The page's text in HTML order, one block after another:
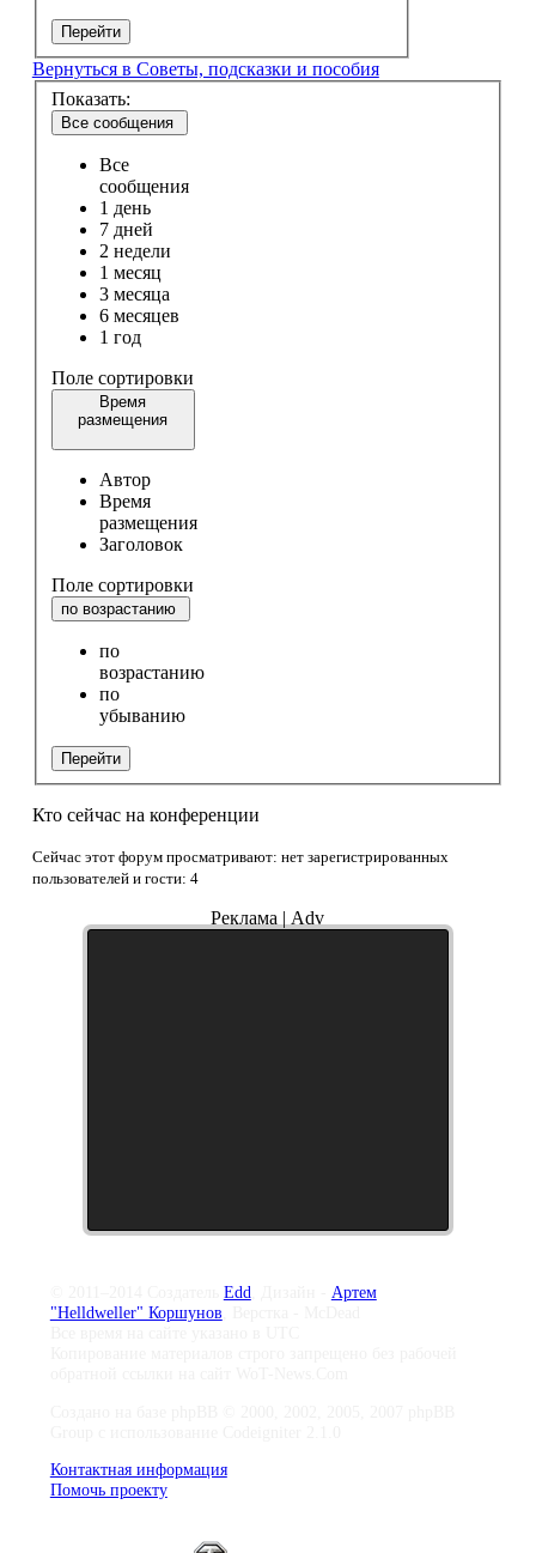
Перейти
Вернуться в Советы, подсказки и пособия
Показать:
Все сообщения
Все
сообщения
1 день
7 дней
2 недели
1 месяц
3 месяца
6 месяцев
1 год
Поле сортировки
Время
размещения
Автор
Время
размещения
Заголовок
Поле сортировки
по возрастанию
по
возрастанию
по
убыванию
Перейти
Кто сейчас на конференции
Сейчас этот форум просматривают: нет зарегистрированных
пользователей и гости: 4
Реклама | Adv
Edd, Дизайн - Артем
"Helldweller" Коршунов
Контактная информация
Помочь проекту